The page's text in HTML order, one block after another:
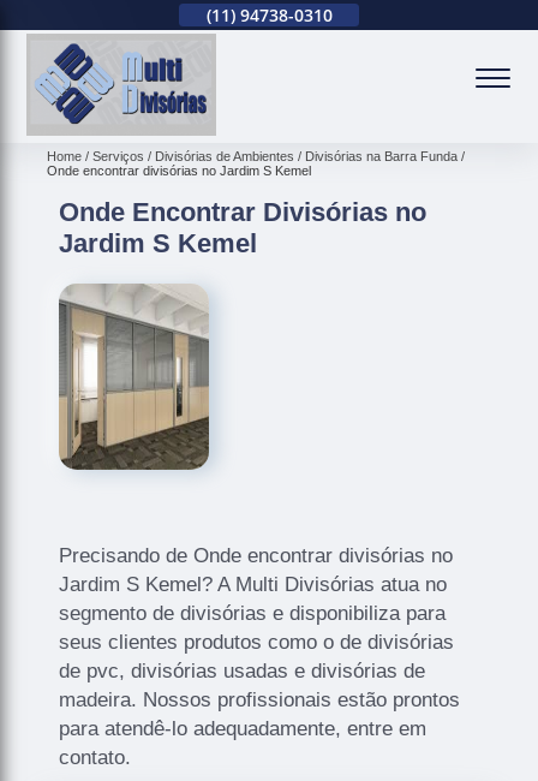
(11) 94738-0310
Home Serviços Divisórias de Ambientes
Divisórias na Barra Funda
Onde encontrar divisórias no Jardim S Kemel
Onde Encontrar Divisórias no
Jardim S Kemel
Precisando de Onde encontrar divisórias no
Jardim S Kemel? A Multi Divisórias atua no
segmento de divisórias e disponibiliza para
seus clientes produtos como o de divisórias
de pvc, divisórias usadas e divisórias de
madeira. Nossos profissionais estão prontos
para atendê-lo adequadamente, entre em
contato.